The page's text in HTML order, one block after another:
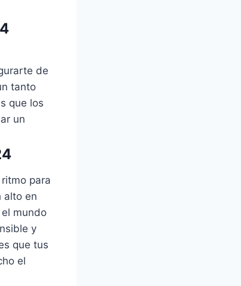
de
tanto
que los
un
para
alto en
mundo
y
que tus
el